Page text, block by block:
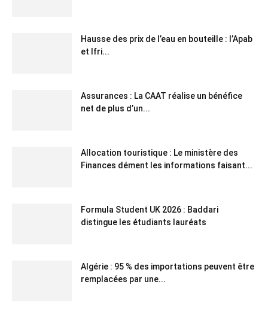
Hausse des prix de l’eau en bouteille : l’Apab
et Ifri...
Assurances : La CAAT réalise un bénéfice
net de plus d’un...
Allocation touristique : Le ministère des
Finances dément les informations faisant...
Formula Student UK 2026 : Baddari
distingue les étudiants lauréats
Algérie : 95 % des importations peuvent être
remplacées par une...